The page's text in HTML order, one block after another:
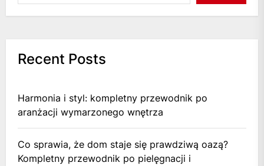
Recent Posts
Harmonia i styl: kompletny przewodnik po
aranżacji wymarzonego wnętrza
Co sprawia, że dom staje się prawdziwą oazą?
Kompletny przewodnik po pielęgnacji i